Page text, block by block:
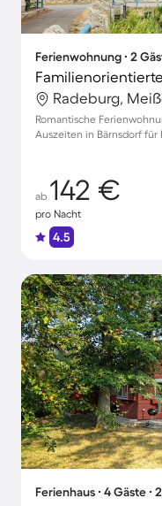
Ferienwohnung ∙ 2
Radeburg,
Romantische
Auszeiten in Bärnsdorf für
ab 142 €
pro Nacht
4.5
Ferienhaus ∙ 4 Gäste ∙